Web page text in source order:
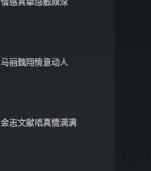
马丽魏翔情意动人
金志文献唱真情满满